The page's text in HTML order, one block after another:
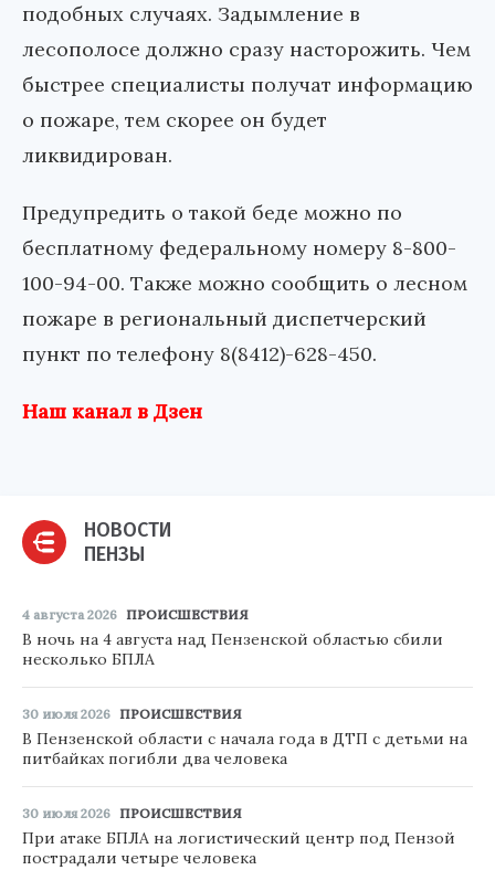
подобных случаях. Задымление в
лесополосе должно сразу насторожить. Чем
быстрее специалисты получат информацию
о пожаре, тем скорее он будет
ликвидирован.
Предупредить о такой беде можно по
бесплатному федеральному номеру 8-800-
100-94-00. Также можно сообщить о лесном
пожаре в региональный диспетчерский
пункт по телефону 8(8412)-628-450.
Наш канал в Дзен
НОВОСТИ
ПЕНЗЫ
4 августа 2026 ПРОИСШЕСТВИЯ
В ночь на 4 августа над Пензенской областью сбили
несколько БПЛА
30 июля 2026 ПРОИСШЕСТВИЯ
В Пензенской области с начала года в ДТП с детьми на
питбайках погибли два человека
30 июля 2026 ПРОИСШЕСТВИЯ
При атаке БПЛА на логистический центр под Пензой
пострадали четыре человека